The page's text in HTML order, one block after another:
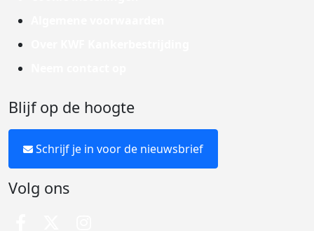
Blijf op de hoogte
Schrijf je in voor de nieuwsbrief
Volg ons